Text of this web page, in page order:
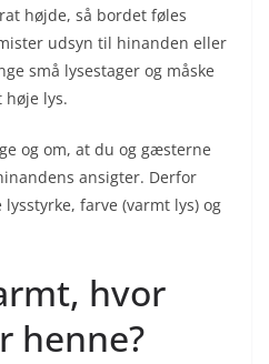
højde, så bordet føles
udsyn til hinanden eller
små lysestager og måske
høje lys.
og om, at du og gæsterne
ansigter. Derfor
farve (varmt lys) og
hvor
henne?